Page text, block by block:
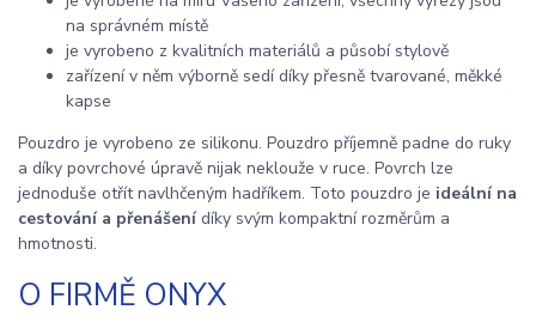
na správném místě
je vyrobeno z kvalitních materiálů a působí stylově
zařízení v něm výborně sedí díky přesně tvarované, měkké
kapse
Pouzdro je vyrobeno ze silikonu. Pouzdro příjemně padne do ruky
a díky povrchové úpravě nijak neklouže v ruce. Povrch lze
jednoduše otřít navlhčeným hadříkem. Toto pouzdro je ideální na
cestování a přenášenídíky svým kompaktní rozměrům a
hmotnosti.
O FIRMĚ ONYX